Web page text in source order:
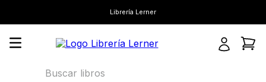
Librería Lerner
Buscar libros